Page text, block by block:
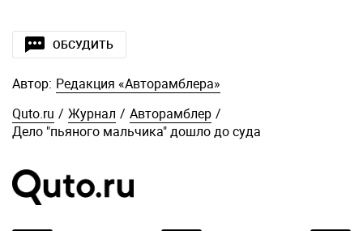
ОБСУДИТЬ
Автор: Редакция «Авторамблера»
Quto.ru / Журнал / Авторамблер /
Дело "пьяного мальчика" дошло до суда